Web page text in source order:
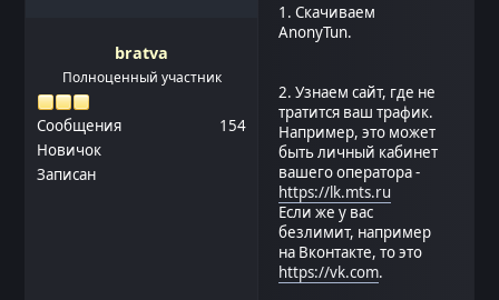
bratva
Полноценный участник
Сообщения
154
Новичок
Записан
1. Скачиваем
AnonyTun.
2. Узнаем сайт, где не
тратится ваш трафик.
Например, это может
быть личный кабинет
вашего оператора -
https://lk.mts.ru
Если же у вас
безлимит, например
на Вконтакте, то это
https://vk.com.